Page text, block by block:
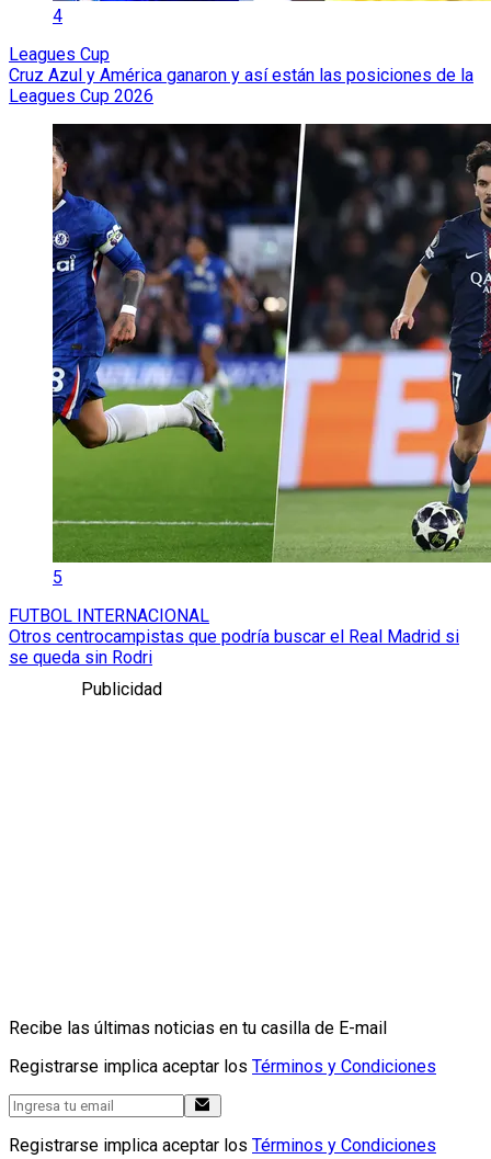
4
Leagues Cup
Cruz Azul y América ganaron y así están las posiciones de la
Leagues Cup 2026
5
FUTBOL INTERNACIONAL
Otros centrocampistas que podría buscar el Real Madrid si
se queda sin Rodri
Publicidad
Recibe las últimas noticias en tu casilla de E-mail
Registrarse implica aceptar los Términos y Condiciones
Registrarse implica aceptar los Términos y Condiciones